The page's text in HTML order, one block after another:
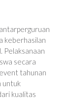
keberhasilan
Pelaksanaan
secara
tahunan
untuk
kualitas